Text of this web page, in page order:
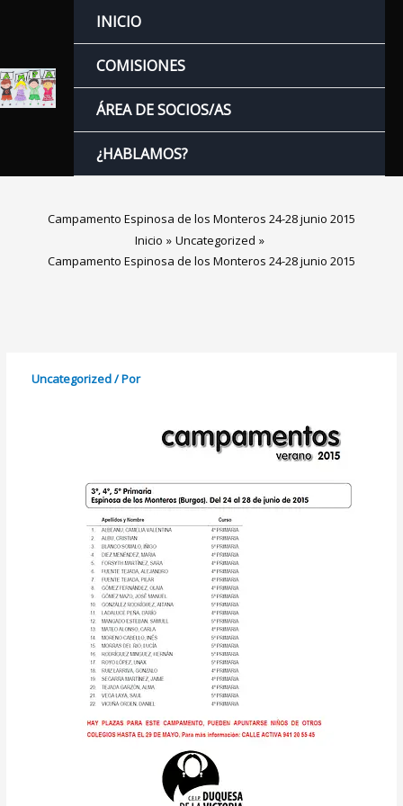
INICIO
COMISIONES
ÁREA DE SOCIOS/AS
¿HABLAMOS?
Campamento Espinosa de los Monteros 24-28 junio 2015
Inicio
Uncategorized
Campamento Espinosa de los Monteros 24-28 junio 2015
Uncategorized/ Por